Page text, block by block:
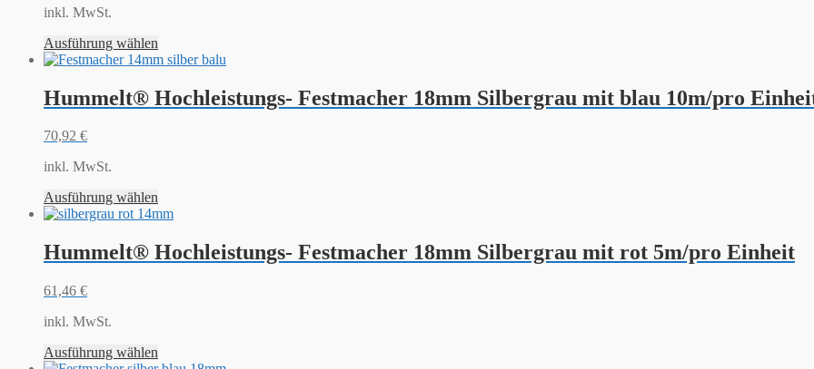
inkl. MwSt.
Ausführung wählen
Hummelt® Hochleistungs- Festmacher 18mm Silbergrau mit blau 10m/pro
70,92 €
inkl. MwSt.
Ausführung wählen
Hummelt® Hochleistungs- Festmacher 18mm Silbergrau mit rot 5m/pro Einheit
61,46 €
inkl. MwSt.
Ausführung wählen